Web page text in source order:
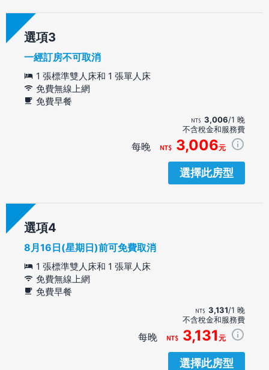
選項
一經訂房不可取消
1 張標準雙人床和 1 張單人床
免費無線上網
免費早餐
3,006/1 晚
不含稅金和服務費
每晚 3,006元
選擇此房型
選項
8月16日(星期日)前可免費取消
1 張標準雙人床和 1 張單人床
免費無線上網
免費早餐
3,131/1 晚
不含稅金和服務費
每晚 3,131 元
選擇此房型